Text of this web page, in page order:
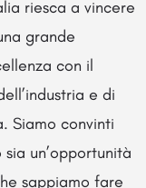
riesca a vincere
grande
con il
e di
Siamo convinti
un’opportunità
sappiamo fare